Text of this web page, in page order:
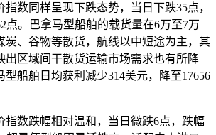
指数同样呈现下跌态势，当日下跌35点，
点。巴拿马型船舶的载货量在6万至7万
炭、谷物等散货，航线以中短途为主，其
出区域间干散货运输市场需求也有所降
船舶日均获利减少314美元，降至17656
指数跌幅相对温和，当日微跌6点，跌幅